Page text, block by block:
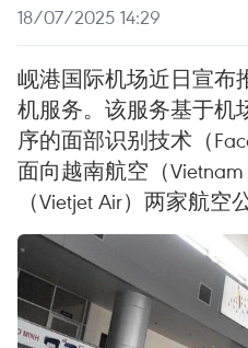
18/07/2025 14:29
岘港国际机场近日宣布
机服务。该服务基于机
序的面部识别技术（
面向越南航空（
（Vietjet Air）两家航空